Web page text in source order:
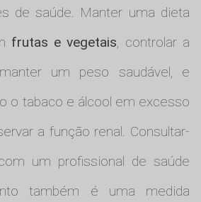
de saúde. Manter uma dieta
frutas e vegetais, controlar a
um peso saudável, e
o tabaco e álcool em excesso
a função renal. Consultar-
um profissional de saúde
também é uma medida